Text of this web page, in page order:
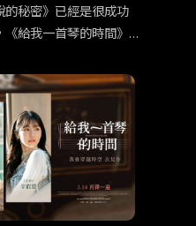
的秘密》已經是很成功
給我一首琴的時間》
是照本宣科，大致上的
倫是情節的細節上或
，還是有原創性的巧